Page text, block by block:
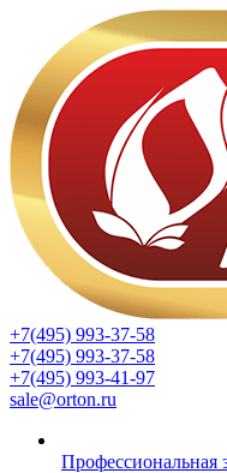
+7(495) 993-37-58
+7(495) 993-37-58
+7(495) 993-41-97
sale@orton.ru
Профессиональная